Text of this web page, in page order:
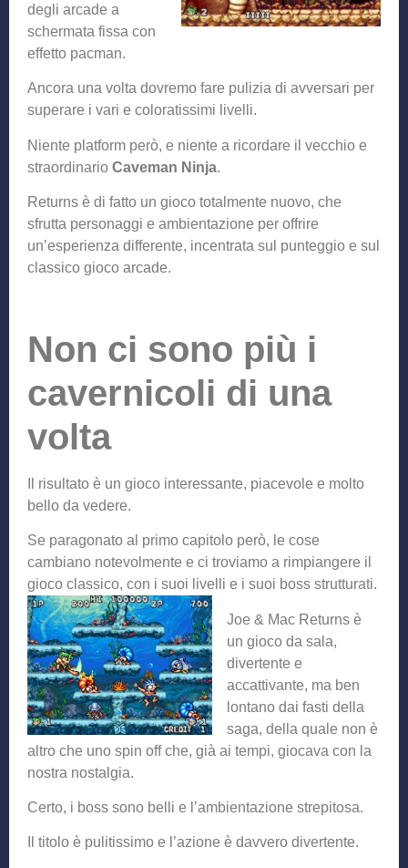
degli arcade a
schermata fissa con
effetto pacman.
Ancora una volta dovremo fare pulizia di avversari per
superare i vari e coloratissimi livelli.
Niente platform però, e niente a ricordare il vecchio e
straordinario Caveman Ninja.
Returns è di fatto un gioco totalmente nuovo, che
sfrutta personaggi e ambientazione per offrire
un’esperienza differente, incentrata sul punteggio e sul
classico gioco arcade.
Non ci sono più i
cavernicoli di una
volta
Il risultato è un gioco interessante, piacevole e molto
bello da vedere.
Se paragonato al primo capitolo però, le cose
cambiano notevolmente e ci troviamo a rimpiangere il
gioco classico, con i suoi livelli e i suoi boss strutturati.
Joe & Mac Returns è
un gioco da sala,
divertente e
accattivante, ma ben
lontano dai fasti della
saga, della quale non è
altro che uno spin off che, già ai tempi, giocava con la
nostra nostalgia.
Certo, i boss sono belli e l’ambientazione strepitosa.
Il titolo è pulitissimo e l’azione è davvero divertente.